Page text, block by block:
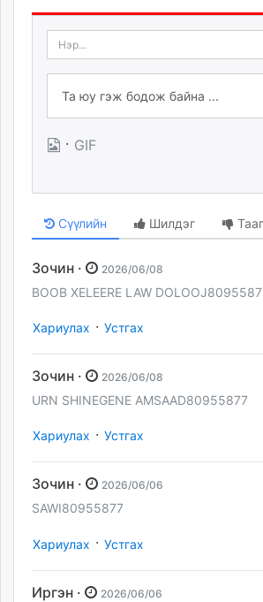
· GIF
Сүүлийн Шилдэг
Зочин · 2026/06/08
BOOB XELEERE LAW
Хариулах · Устгах
Зочин · 2026/06/08
URN SHINEGENE AMSAAD80955877
Хариулах · Устгах
Зочин · 2026/06/06
SAWI80955877
Хариулах · Устгах
Иргэн · 2026/06/06